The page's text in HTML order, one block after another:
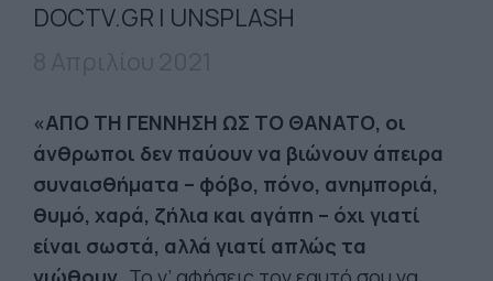
DOCTV.GR | UNSPLASH
«ΑΠΟ ΤΗ ΓΕΝΝΗΣΗ ΩΣ ΤΟ ΘΑΝΑΤΟ, οι
άνθρωποι δεν παύουν να βιώνουν άπειρα
συναισθήματα – φόβο, πόνο, ανημποριά,
θυμό, χαρά, ζήλια και αγάπη – όχι γιατί
είναι σωστά, αλλά γιατί απλώς τα